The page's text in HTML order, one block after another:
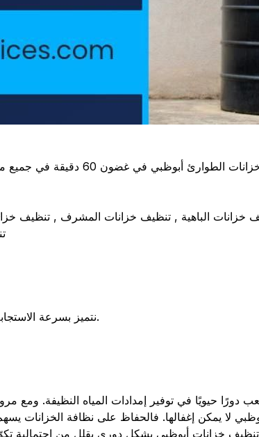
الباهية , تنظيف خزانات المشرف , تنظيف
● نتميز بسرعة الاستجابة ونوفر خدمة عملاء على مدار الساعة طوال أيام الأسبوع.
حيويًا في توفير إمدادات المياه النظيفة. ومع
لا يمكن إغفالها. فالحفاظ على نظافة